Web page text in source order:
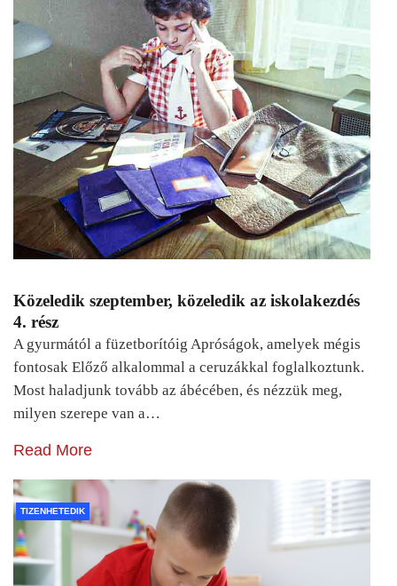
Közeledik szeptember, közeledik az iskolakezdés
4. rész
A gyurmától a füzetborítóig Apróságok, amelyek mégis
fontosak Előző alkalommal a ceruzákkal foglalkoztunk.
Most haladjunk tovább az ábécében, és nézzük meg,
milyen szerepe van a…
Read More
TIZENHETEDIK